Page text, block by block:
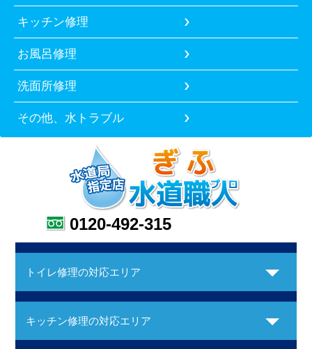
キッチン修理
お風呂修理
洗面所修理
その他、水トラブル
0120-492-315
トイレ修理の対応エリア
キッチン修理の対応エリア